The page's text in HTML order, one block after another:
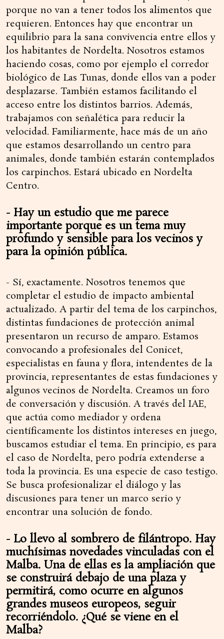
porque no van a tener todos los alimentos que
requieren. Entonces hay que encontrar un
equilibrio para la sana convivencia entre ellos y
los habitantes de Nordelta. Nosotros estamos
haciendo cosas, como por ejemplo el corredor
biológico de Las Tunas, donde ellos van a poder
desplazarse. También estamos facilitando el
acceso entre los distintos barrios. Además,
trabajamos con señalética para reducir la
velocidad. Familiarmente, hace más de un año
que estamos desarrollando un centro para
animales, donde también estarán contemplados
los carpinchos. Estará ubicado en Nordelta
Centro.
- Hay un estudio que me parece
importante porque es un tema muy
profundo y sensible para los vecinos y
para la opinión pública.
- Sí, exactamente. Nosotros tenemos que
completar el estudio de impacto ambiental
actualizado. A partir del tema de los carpinchos,
distintas fundaciones de protección animal
presentaron un recurso de amparo. Estamos
convocando a profesionales del Conicet,
especialistas en fauna y flora, intendentes de la
provincia, representantes de estas fundaciones y
algunos vecinos de Nordelta. Creamos un foro
de conversación y discusión. A través del IAE,
que actúa como mediador y ordena
científicamente los distintos intereses en juego,
buscamos estudiar el tema. En principio, es para
el caso de Nordelta, pero podría extenderse a
toda la provincia. Es una especie de caso testigo.
Se busca profesionalizar el diálogo y las
discusiones para tener un marco serio y
encontrar una solución de fondo.
- Lo llevo al sombrero de filántropo. Hay
muchísimas novedades vinculadas con el
Malba. Una de ellas es la ampliación que
se construirá debajo de una plaza y
permitirá, como ocurre en algunos
grandes museos europeos, seguir
recorriéndolo. ¿Qué se viene en el
Malba?